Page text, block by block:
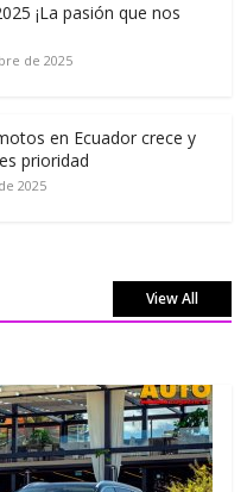
¡La pasión que nos
de 2025
en Ecuador crece y
prioridad
2025
View All